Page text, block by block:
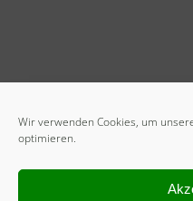
Wir verwenden Cookies, um
optimieren.